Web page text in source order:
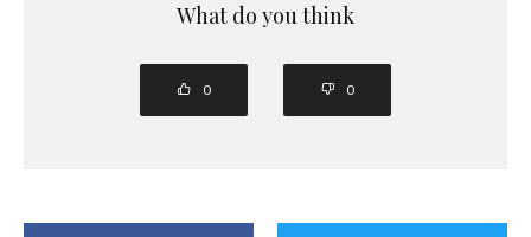
What do you think
0 0